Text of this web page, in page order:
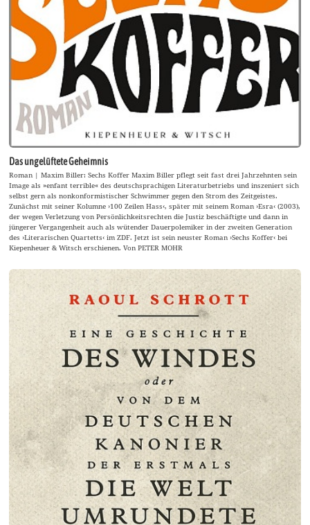
Das ungelüftete Geheimnis
Roman | Maxim Biller: Sechs Koffer Maxim Biller pflegt seit fast drei Jahrzehnten sein
Image als »enfant terrible« des deutschsprachigen Literaturbetriebs und inszeniert sich
selbst gern als nonkonformistischer Schwimmer gegen den Strom des Zeitgeistes.
Zunächst mit seiner Kolumne ›100 Zeilen Hass‹, später mit seinem Roman ›Esra‹ (2003),
der wegen Verletzung von Persönlichkeitsrechten die Justiz beschäftigte und dann in
jüngerer Vergangenheit auch als wütender Dauerpolemiker in der zweiten Generation
des ›Literarischen Quartetts‹ im ZDF. Jetzt ist sein neuster Roman ›Sechs Koffer‹ bei
Kiepenheuer & Witsch erschienen. Von PETER MOHR